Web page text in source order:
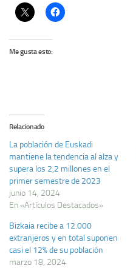
Me gusta esto:
Relacionado
La población de Euskadi
mantiene la tendencia al alza y
supera los 2,2 millones en el
primer semestre de 2023
junio 14, 2024
En «Artículos Destacados»
Bizkaia recibe a 12.000
extranjeros y en total suponen
casi el 12% de su población
marzo 18, 2024